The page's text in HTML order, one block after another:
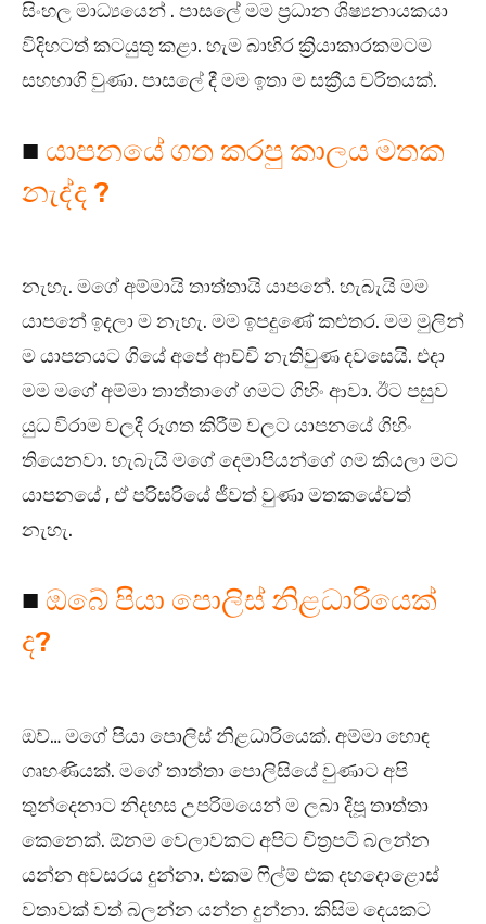
සිංහල මාධ්‍යයෙන් . පාසලේ මම ප්‍රධාන ශිෂ්‍යනායකයා
විදිහටත් කටයුතු කළා. හැම බාහිර ක්‍රියාකාරකමටම
සහභාගි වුණා. පාසලේ දී මම ඉතා ම සක්‍රීය චරිතයක්.
■ යාපනයේ ගත කරපු කාලය මතක
නැද්ද ?
නැහැ. මගේ අම්මායි තාත්තායි යාපනේ. හැබැයි මම
යාපනේ ඉදලා ම නැහැ. මම ඉපදුණේ කළුතර. මම මුලින්
ම යාපනයට ගියේ අපේ ආච්චි නැතිවුණ දවසෙයි. එදා
මම මගේ අම්මා තාත්තාගේ ගමට ගිහිං ආවා. ඊට පසුව
යුධ විරාම වලදී රූගත කිරීම් වලට යාපනයේ ගිහිං
තියෙනවා. හැබැයි මගේ දෙමාපියන්ගේ ගම කියලා මට
යාපනයේ , ඒ පරිසරියේ ජීවත් වුණා මතකයේවත්
නැහැ.
■ ඔබේ පියා පොලිස් නිළධාරියෙක්
ද?
ඔව්… මගේ පියා පොලිස් නිළධාරියෙක්. අම්මා හොඳ
ගෘහණියක්. මගේ තාත්තා පොලිසියේ වුණාට අපි
තුන්දෙනාට නිදහස උපරිමයෙන් ම ලබා දීපූ තාත්තා
කෙනෙක්. ඕනම වෙලාවකට අපිට චිත්‍රපටි බලන්න
යන්න අවසරය දුන්නා. එකම ෆිල්ම් එක දහදොළොස්
වතාවක් වත් බලන්න යන්න දුන්නා. කිසිම දෙයකට